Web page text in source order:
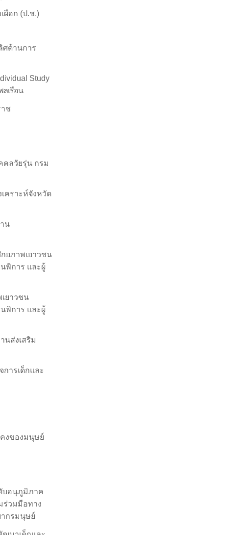
ผือก (ป.ช.)
ศด้านการ
Study
เรือน
ช
คลวัยรุ่น กรม
คราะห์จังหวัด
น
ยภาพเยาวชน
พิการ และผู้
ยาวชน
พิการ และผู้
นส่งเสริม
ารเด็กและ
งของมนุษย์
บอนุภูมิภาค
ร่วมมือทาง
กรมนุษย์